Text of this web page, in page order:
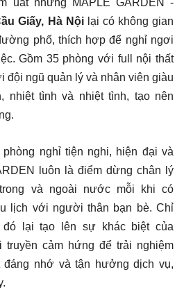
uất nhưng MAPLE GARDEN -
Giấy, Hà Nộilại có không gian
phố, thích hợp để nghỉ ngơi
Gồm 35 phòng với full nội thất
đội ngũ quản lý và nhân viên giàu
nhiệt tình và nhiệt tình, tạo nên
nghỉ tiện nghi, hiện đại và
luôn là điểm dừng chân lý
và ngoài nước mỗi khi có
lịch với người thân bạn bè. Chỉ
lại tạo lên sự khác biệt của
truyền cảm hứng để trải nghiệm
đáng nhớ và tận hưởng dịch vụ,